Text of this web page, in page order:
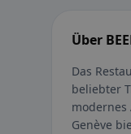
Über
Das
beliebter
modernes
Genève